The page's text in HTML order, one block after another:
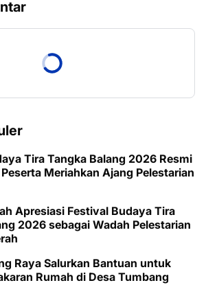
Tira Tangka Balang 2026 Resmi
Meriahkan Ajang Pelestarian
Apresiasi Festival Budaya Tira
2026 sebagai Wadah Pelestarian
Raya Salurkan Bantuan untuk
Rumah di Desa Tumbang